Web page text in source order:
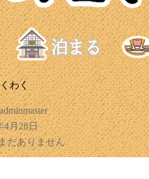
わく
adminmaster
4月28日
だありません